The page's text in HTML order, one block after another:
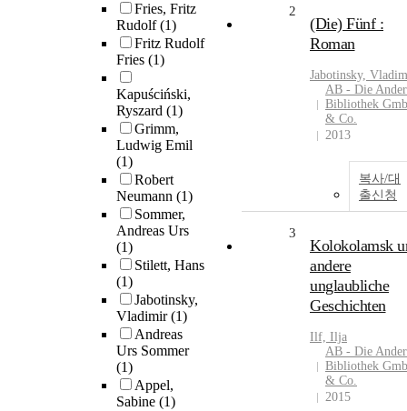
Fries, Fritz
Rudolf(1)
Fritz Rudolf
Fries (1)
Kapuściński,
Ryszard (1)
Grimm,
Ludwig Emil
(1)
Robert
Neumann (1)
Sommer,
Andreas Urs
(1)
Stilett, Hans
(1)
Jabotinsky,
Vladimir(1)
Andreas
Urs Sommer
(1)
Appel,
Sabine (1)
2
(Die) Fünf :
Roman
Jabotinsky,
AB - Die
Bibliothek
& Co.
2013
복사/대
출신청
3
Kolokolamsk
andere
unglaubliche
Geschichten
Ilf, Ilja
AB - Die
Bibliothek
& Co.
2015